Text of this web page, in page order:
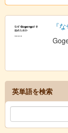
『
英単語を検索